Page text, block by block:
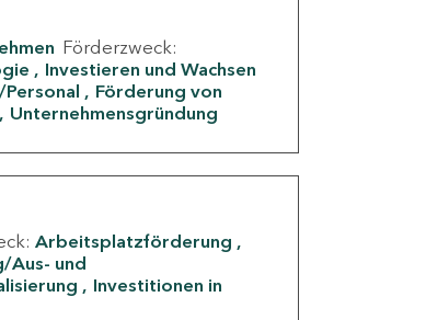
Förderzweck:
Investieren und Wachsen
Förderung von
Unternehmensgründung
Arbeitsplatzförderung
Aus- und
Investitionen in